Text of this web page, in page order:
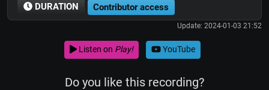
DURATION Contributor access
Update: 2024-01-03 21:52
Listen on Play! YouTube
Do you like this recording?